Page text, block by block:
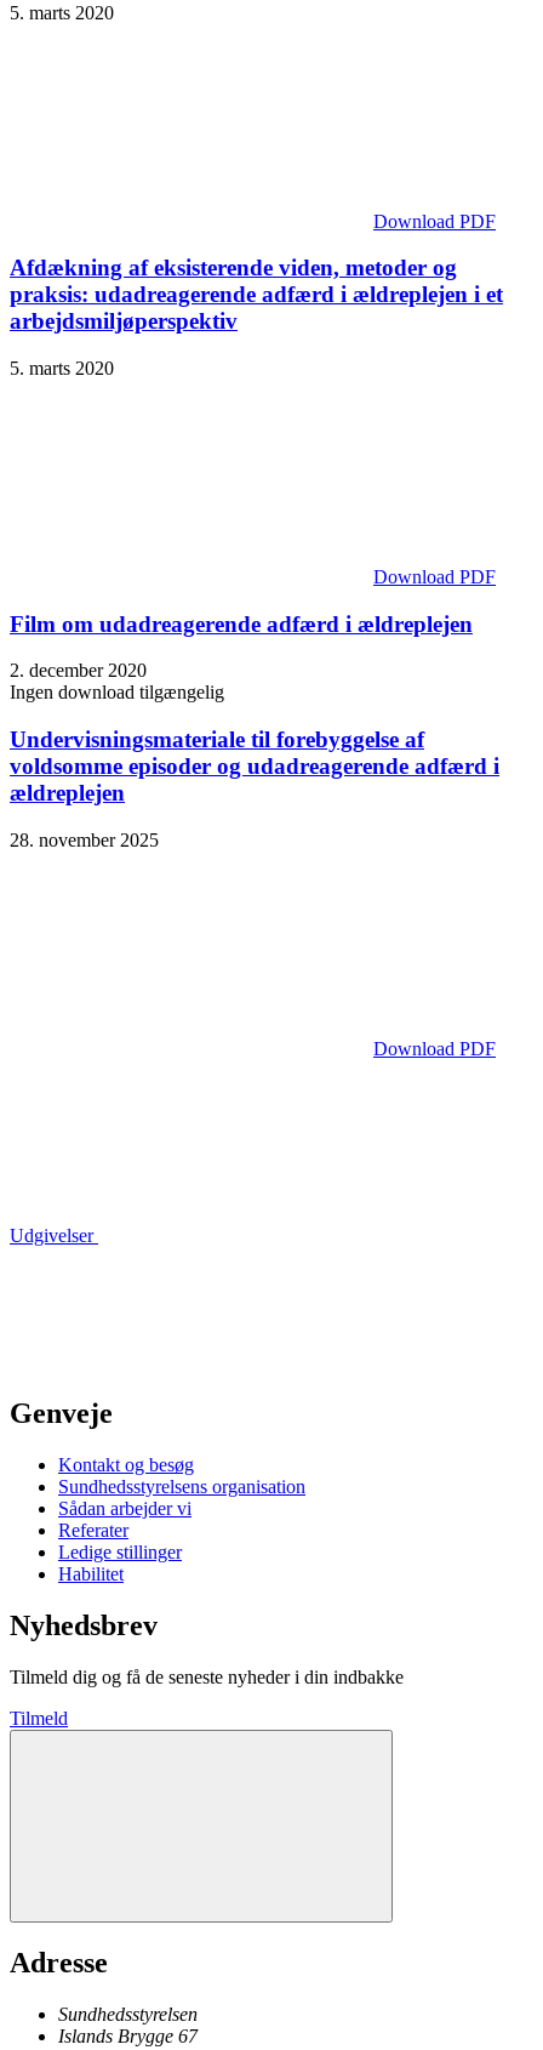
5. marts 2020
Download PDF
Afdækning af eksisterende viden, metoder og
praksis: udad­reagerende adfærd i ældreplejen i et
arbejdsmiljø­perspektiv
5. marts 2020
Download PDF
Film om udadreagerende adfærd i ældreplejen
2. december 2020
Ingen download tilgængelig
Undervisningsmateriale til forebyggelse af
voldsomme episoder og udadreagerende adfærd i
ældreplejen
28. november 2025
Download PDF
Udgivelser
Genveje
Kontakt og besøg
Sundhedsstyrelsens organisation
Sådan arbejder vi
Referater
Ledige stillinger
Habilitet
Nyhedsbrev
Tilmeld dig og få de seneste nyheder i din indbakke
Tilmeld
Adresse
Sundhedsstyrelsen
Islands Brygge 67